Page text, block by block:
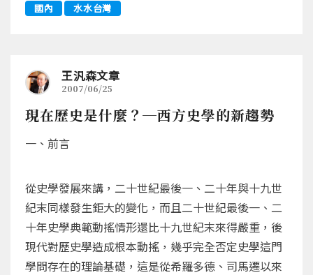
國內 水水台灣
王汎森文章
2007/06/25
現在歷史是什麼？─西方史學的新趨勢
一、前言
從史學發展來講，二十世紀最後一、二十年與十九世
紀末同樣發生鉅大的變化，而且二十世紀最後一、二
十年史學典範動搖情形還比十九世紀末來得嚴重，後
現代對歷史學造成根本動搖，幾乎完全否定史學這門
學問存在的理論基礎，這是從希羅多德、司馬遷以來